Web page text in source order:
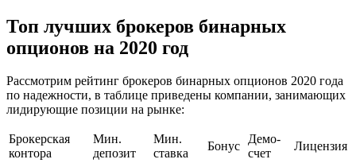
Топ лучших брокеров бинарных
опционов на 2020 год
Рассмотрим рейтинг брокеров бинарных опционов 2020 года
по надежности, в таблице приведены компании, занимающих
лидирующие позиции на рынке:
Брокерская
контора
Мин.
депозит
Мин.
ставка
Бонус
Демо-
счет
Лицензия